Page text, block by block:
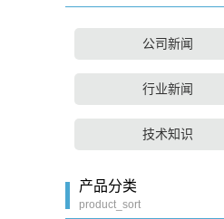
公司新闻
行业新闻
技术知识
产品分类
product_sort